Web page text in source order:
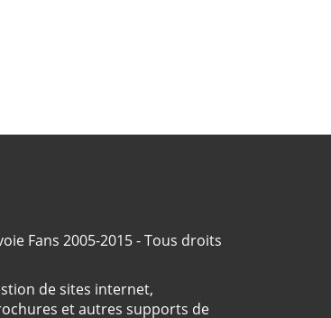
Fans 2005-2015 - Tous droits
de sites internet,
et autres supports de